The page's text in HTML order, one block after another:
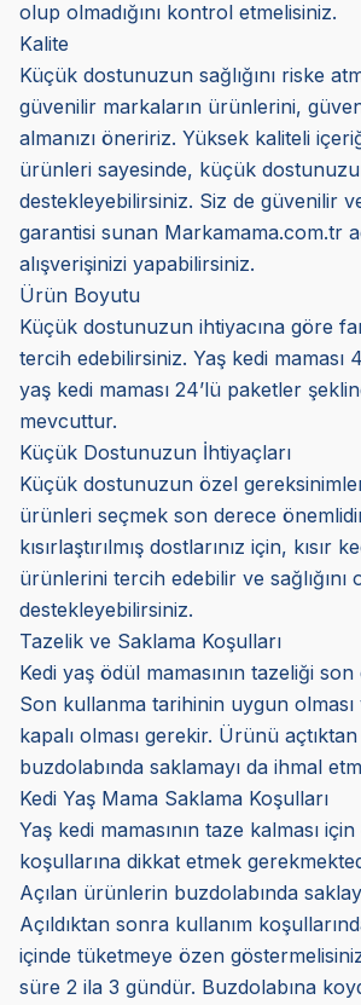
olup olmadığını kontrol etmelisiniz.
Kalite
Küçük dostunuzun sağlığını riske
güvenilir markaların ürünlerini,
almanızı öneririz. Yüksek kaliteli
ürünleri sayesinde, küçük
destekleyebilirsiniz. Siz de güvenilir
garantisi sunan Markamama.com.tr
alışverişinizi yapabilirsiniz.
Ürün Boyutu
Küçük dostunuzun ihtiyacına göre
tercih edebilirsiniz. Yaş kedi maması
yaş kedi maması 24’lü paketler
mevcuttur.
Küçük Dostunuzun İhtiyaçları
Küçük dostunuzun özel
ürünleri seçmek son derece
kısırlaştırılmış dostlarınız için, kısır
ürünlerini tercih edebilir ve sağlığını
destekleyebilirsiniz.
Tazelik ve Saklama Koşulları
Kedi yaş ödül mamasının tazeliği
Son kullanma tarihinin uygun olması
kapalı olması gerekir. Ürünü
buzdolabında saklamayı da ihmal
Kedi Yaş Mama Saklama Koşulları
Yaş kedi mamasının taze kalması
koşullarına dikkat etmek
Açılan ürünlerin buzdolabında
Açıldıktan sonra kullanım
içinde tüketmeye özen
süre 2 ila 3 gündür. Buzdolabına